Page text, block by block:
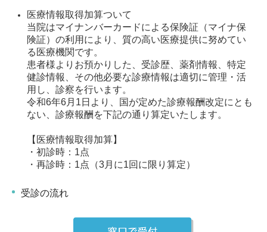
医療情報取得加算ついて
当院はマイナンバーカードによる保険証（マイナ保
険証）の利用により、質の高い医療提供に努めてい
る医療機関です。
患者様よりお預かりした、受診歴、薬剤情報、特定
健診情報、その他必要な診療情報は適切に管理・活
用し、診察を行います。
令和6年6月1日より、国が定めた診療報酬改定にとも
ない、診療報酬を下記の通り算定いたします。
【医療情報取得加算】
・初診時：1点
・再診時：1点（3月に1回に限り算定）
受診の流れ